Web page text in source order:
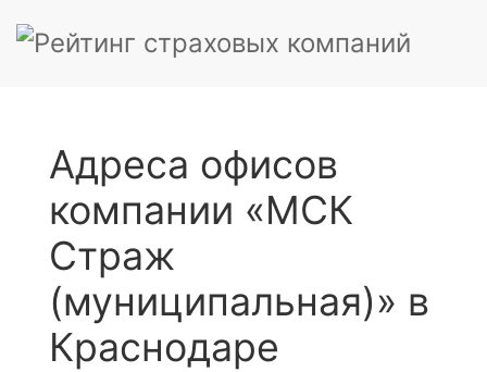
Адреса офисов
компании «МСК
Страж
(муниципальная)» в
Краснодаре